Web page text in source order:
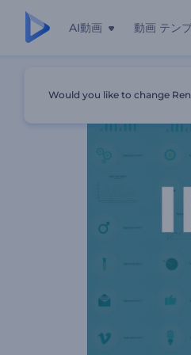
AI動画 動画 テン
Would you like to change